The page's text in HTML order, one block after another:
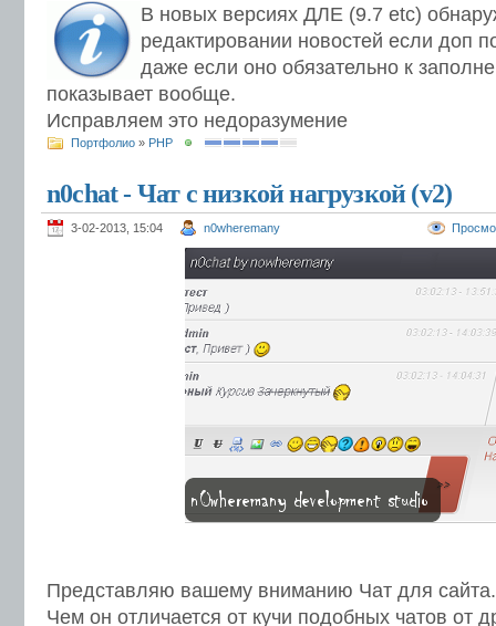
В новых версиях ДЛЕ (9.7 etc)
редактировании новостей если доп
даже если оно обязательно к
показывает вообще.
Исправляем это недоразумение
Портфолио » PHP
n0chat - Чат с низкой нагрузкой (v2)
3-02-2013, 15:04 n0wheremany
Представляю вашему вниманию Чат для сайта.
Чем он отличается от кучи подобных чатов от